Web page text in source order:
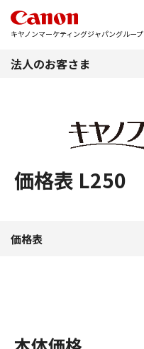
キヤノンマーケティングジャパングループ
法人のお客さま
価格表 L250
価格表